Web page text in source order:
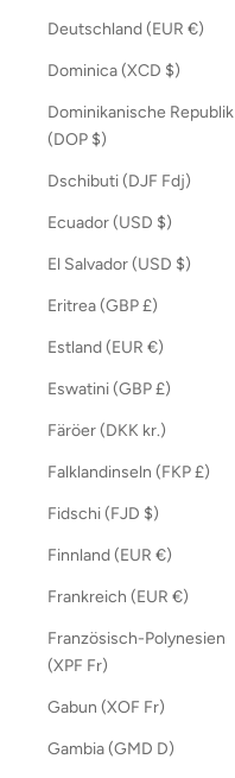
Deutschland (EUR €)
Dominica (XCD $)
Dominikanische Republik
(DOP $)
Dschibuti (DJF Fdj)
Ecuador (USD $)
El Salvador (USD $)
Eritrea (GBP £)
Estland (EUR €)
Eswatini (GBP £)
Färöer (DKK kr.)
Falklandinseln (FKP £)
Fidschi (FJD $)
Finnland (EUR €)
Frankreich (EUR €)
Französisch-Polynesien
(XPF Fr)
Gabun (XOF Fr)
Gambia (GMD D)